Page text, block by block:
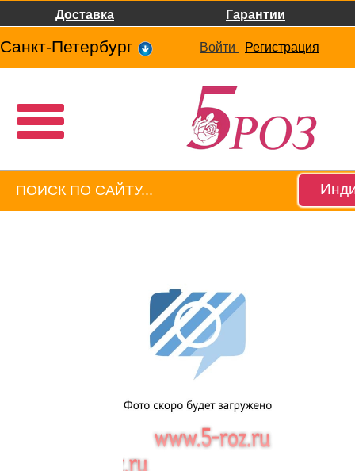
Доставка Гарантии
Санкт-Петербург Войти Регистрация